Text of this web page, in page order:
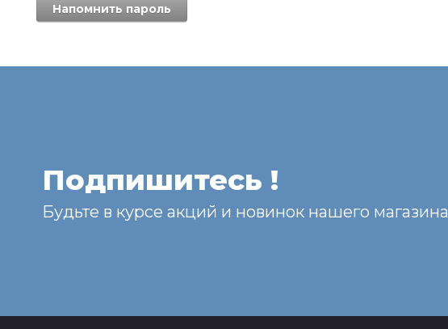
Напомнить пароль
Подпишитесь !
Будьте в курсе акций и новинок нашего магазина